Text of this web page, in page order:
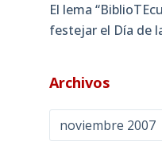
El lema
festejar el Día de
Archivos
Archivos